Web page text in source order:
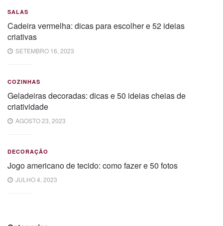
SALAS
Cadeira vermelha: dicas para escolher e 52 ideias
criativas
SETEMBRO 16, 2023
COZINHAS
Geladeiras decoradas: dicas e 50 ideias cheias de
criatividade
AGOSTO 23, 2023
DECORAÇÃO
Jogo americano de tecido: como fazer e 50 fotos
JULHO 4, 2023